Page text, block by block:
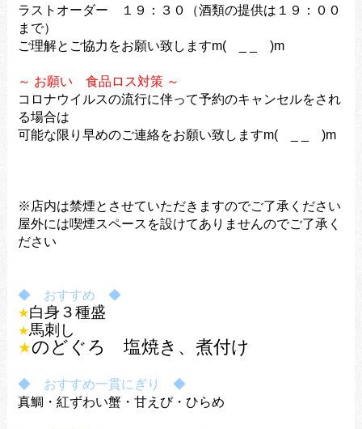
ラストオーダー １９：３０（酒類の提供は１９：００
まで）
ご理解とご協力をお願い致しますm( _ _ )m
～ お願い 食品ロス対策 ～
コロナウイルスの流行に伴って予約のキャンセルをされ
る場合は
可能な限り早めのご連絡をお願い致しますm( _ _ )m
※店内は禁煙とさせていただきますのでご了承ください
屋外には喫煙スペースを設けてありませんのでご了承く
ださい
◆ おすすめ ◆
★白身３種盛
★馬刺し
★のどぐろ 塩焼き、煮付け
◆ おすすめ一貫にぎり ◆
真鯛・紅ずわい蟹・甘えび・ひらめ